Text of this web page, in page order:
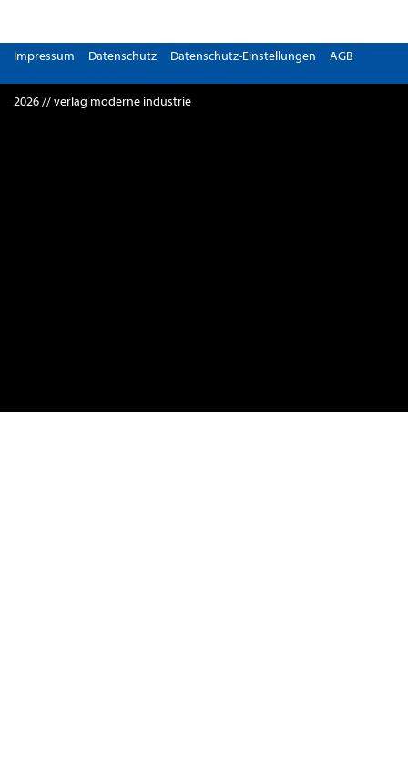
Impressum Datenschutz Datenschutz-Einstellungen AGB
2026 // verlag moderne industrie